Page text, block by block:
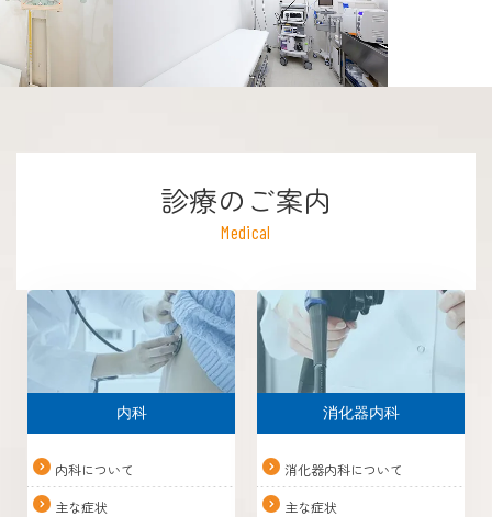
診療のご案内
Medical
内科
内科について
主な症状
消化器内科
消化器内科について
主な症状